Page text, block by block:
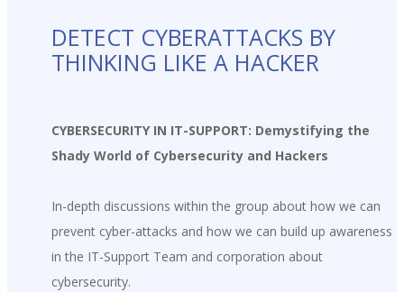
DETECT CYBERATTACKS BY
THINKING LIKE A HACKER
CYBERSECURITY IN IT-SUPPORT: Demystifying the
Shady World of Cybersecurity and Hackers
In-depth discussions within the group about how we can
prevent cyber-attacks and how we can build up awareness
in the IT-Support Team and corporation about
cybersecurity.